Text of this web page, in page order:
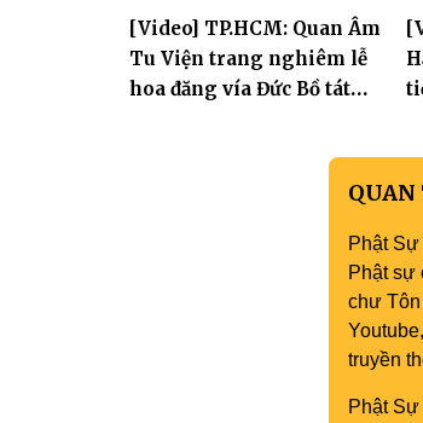
thành đạo và lễ Quy y Tam
bảo
[Video] TP.HCM: Quan Âm
Tu Viện trang nghiêm lễ
hoa đăng vía Đức Bồ tát
QUAN
Phật
Phật sự
chư
truyền
Phật